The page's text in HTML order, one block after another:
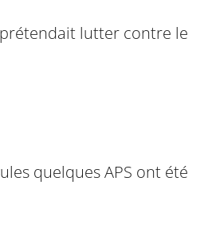
lutter contre le
quelques APS ont été